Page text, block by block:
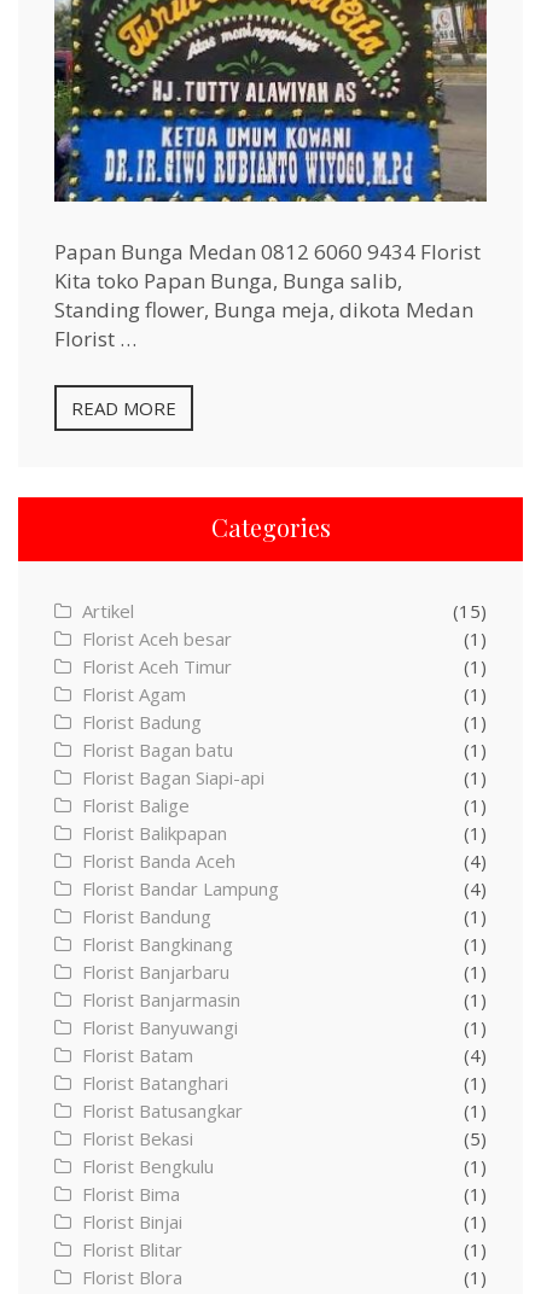
Papan Bunga Medan 0812 6060 9434 Florist
Kita toko Papan Bunga, Bunga salib,
Standing flower, Bunga meja, dikota Medan
Florist …
READ MORE
Categories
Artikel
(15)
Florist Aceh besar
(1)
Florist Aceh Timur
(1)
Florist Agam
(1)
Florist Badung
(1)
Florist Bagan batu
(1)
Florist Bagan Siapi-api
(1)
Florist Balige
(1)
Florist Balikpapan
(1)
Florist Banda Aceh
(4)
Florist Bandar Lampung
(4)
Florist Bandung
(1)
Florist Bangkinang
(1)
Florist Banjarbaru
(1)
Florist Banjarmasin
(1)
Florist Banyuwangi
(1)
Florist Batam
(4)
Florist Batanghari
(1)
Florist Batusangkar
(1)
Florist Bekasi
(5)
Florist Bengkulu
(1)
Florist Bima
(1)
Florist Binjai
(1)
Florist Blitar
(1)
Florist Blora
(1)